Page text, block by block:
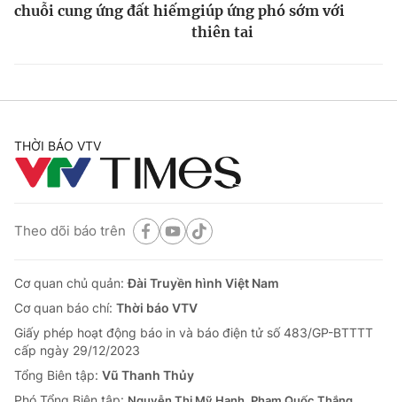
chuỗi cung ứng đất hiếmgiúp ứng phó sớm với
thiên tai
THỜI BÁO VTV
Theo dõi báo trên
Cơ quan chủ quản:Đài Truyền hình Việt Nam
Cơ quan báo chí: Thời báo VTV
Giấy phép hoạt động báo in và báo điện tử số 483/GP-BTTTT
cấp ngày 29/12/2023
Tổng Biên tập: Vũ Thanh Thủy